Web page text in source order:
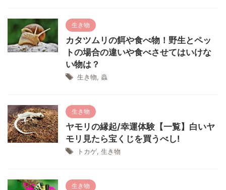
生き物
カタツムリの餌や食べ物！野生とペッ
トの場合の違いや食べさせてはいけな
い物は？
生き物, 蟲
生き物
ヤモリの縁起/幸運体験【一覧】白いヤ
モリ見たら宝くじを買うべし!
トカゲ, 生き物
生き物